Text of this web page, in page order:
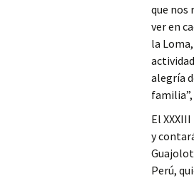
que nos
ver en
la
alegría
El
y
Perú,